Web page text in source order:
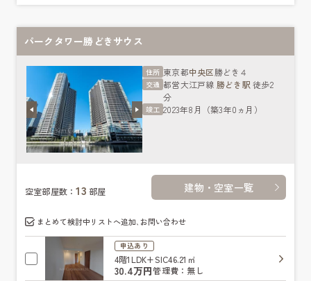
パークタワー勝どきサウス
住所 東京都中央区勝どき４
交通 都営大江戸線 勝どき駅 徒歩2
分
竣工 2023年8月（築3年0ヵ月）
空室部屋数：13 部屋 建物・空室一覧
まとめて検討中リストへ追加､お問い合わせ
申込あり
4階1LDK+SIC46.21㎡
30.4万円管理費：無し